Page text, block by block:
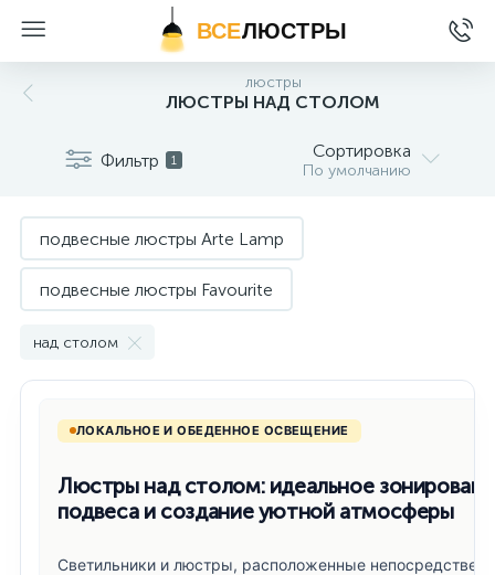
ВСЕЛЮСТРЫ
люстры
ЛЮСТРЫ НАД СТОЛОМ
Фильтр 1 Сортировка
По умолчанию
подвесные люстры Arte Lamp
подвесные люстры Favourite
подвесные люстры Freya
подвесные люстры Lightstar
подвесные люстры Loft it
над столом
ЛОКАЛЬНОЕ И ОБЕДЕННОЕ ОСВЕЩЕНИЕ
Люстры над столом: идеальное
подвеса и создание уютной атмосферы
Светильники и люстры, расположенные